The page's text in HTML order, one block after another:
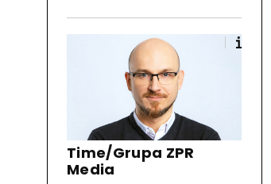
Time/Grupa ZPR
Media